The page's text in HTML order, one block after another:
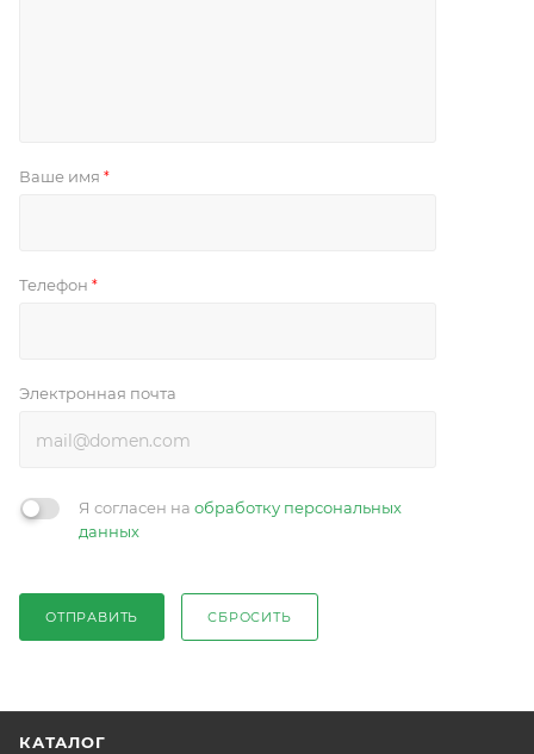
Ваше имя *
Телефон *
Электронная почта
Я согласен на обработку персональных
данных
ОТПРАВИТЬ СБРОСИТЬ
КАТАЛОГ